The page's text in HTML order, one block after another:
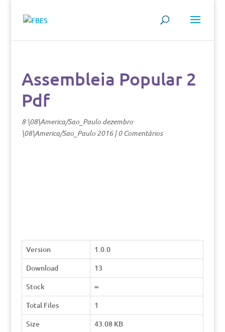
Assembleia Popular 2
Pdf
8 \08\America/Sao_Paulo dezembro
\08\America/Sao_Paulo 2016|0 Comentários
Version
1.0.0
Download
13
Stock
∞
Total Files
1
Size
43.08 KB